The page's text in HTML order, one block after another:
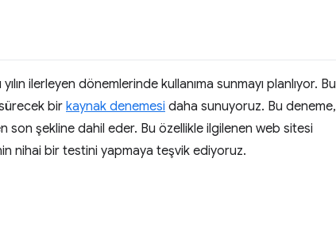
yılın ilerleyen dönemlerinde kullanıma sunmayı planlıyor. Bu
bir kaynak denemesi daha sunuyoruz. Bu deneme,
son şekline dahil eder. Bu özellikle ilgilenen web sitesi
nihai bir testini yapmaya teşvik ediyoruz.